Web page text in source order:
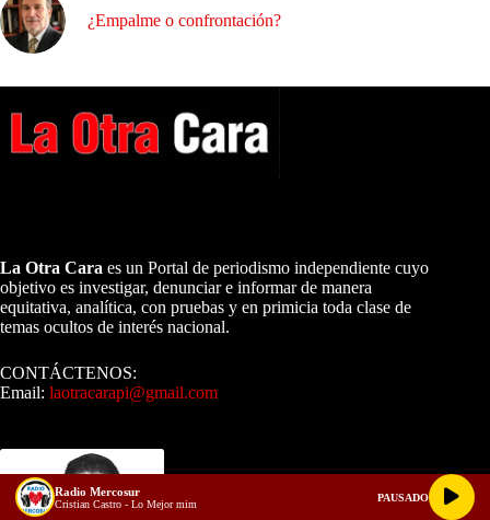
¿Empalme o confrontación?
La Otra Cara es un Portal de periodismo independiente cuyo
objetivo es investigar, denunciar e informar de manera
equitativa, analítica, con pruebas y en primicia toda clase de
temas ocultos de interés nacional.
CONTÁCTENOS:
Email: laotracarapi@gmail.com
Radio Mercosur
Cristian Castro - Lo Mejor mim
PAUSADO